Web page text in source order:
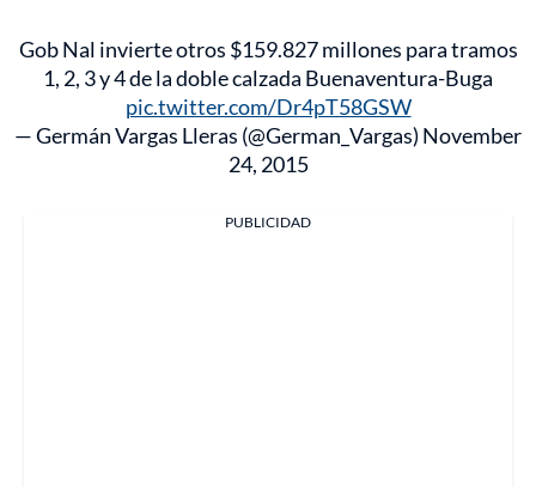
Gob Nal invierte otros $159.827 millones para tramos
1, 2, 3 y 4 de la doble calzada Buenaventura-Buga
pic.twitter.com/Dr4pT58GSW
— Germán Vargas Lleras (@German_Vargas) November
24, 2015
PUBLICIDAD